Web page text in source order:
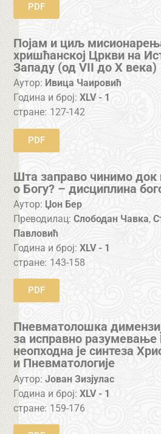
PDF
Појам и циљ
хришћанској Цркви на
Западу (од VII до X века)
Аутор: Ивица Чаировић
Година и број:XLV - 1
стране: 127-142
PDF
Шта заправо чинимо док
о Богу? – дисциплина
Аутор: Џон Бер
Преводилац: Слободан Чавка,
Павловић
Година и број:XLV - 1
стране: 143-158
PDF
Пневматолошка
за исправно
неопходна је синтеза
и Пневматологије
Аутор: Јован Зизјулас
Година и број:XLV - 1
стране: 159-176